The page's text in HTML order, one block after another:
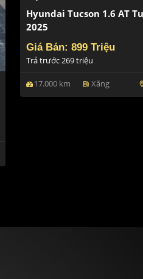
Hyundai Tucson 1.6 AT
2025
Giá Bán: 899 Triệu
Trả trước 269 triệu
17.000 km ev_station Xăng